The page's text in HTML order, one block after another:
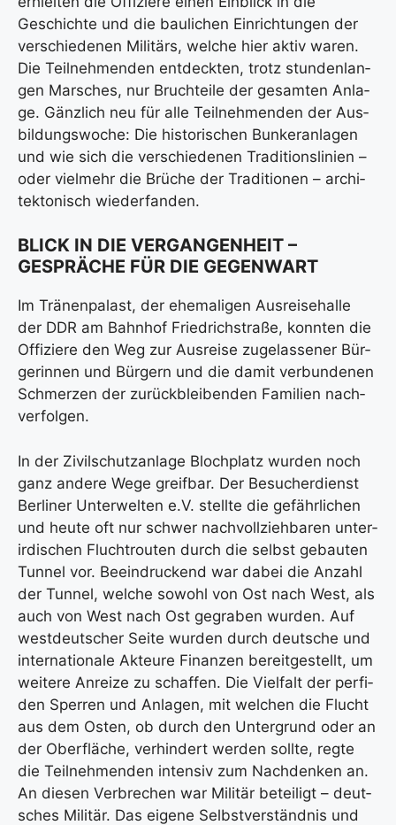
Geschich­te und die bau­li­chen Ein­rich­tun­gen der
ver­schie­de­nen Mili­tärs, wel­che hier aktiv waren.
Die Teil­neh­men­den ent­deck­ten, trotz stun­den­lan­
gen Mar­sches, nur Bruch­tei­le der gesam­ten Anla­
ge. Gänz­lich neu für alle Teil­neh­men­den der Aus­
bil­dungs­wo­che: Die his­to­ri­schen Bun­ker­an­la­gen
und wie sich die ver­schie­de­nen Tra­di­ti­ons­li­ni­en –
oder viel­mehr die Brü­che der Tra­di­tio­nen – archi­
tek­to­nisch wie­der­fan­den.
BLICK IN DIE VERGANGENHEIT –
GESPRÄCHE FÜR DIE GEGENWART
Im Trä­nen­pa­last, der ehe­ma­li­gen Aus­rei­se­hal­le
der DDR am Bahn­hof Fried­rich­stra­ße, konn­ten die
Offi­zie­re den Weg zur Aus­rei­se zuge­las­se­ner Bür­
ge­rin­nen und Bür­gern und die damit ver­bun­de­nen
Schmer­zen der zurück­blei­ben­den Fami­li­en nach­
ver­fol­gen.
In der Zivil­schutz­an­la­ge Bloch­platz wur­den noch
ganz ande­re Wege greif­bar. Der Besu­cher­dienst
Ber­li­ner Unter­wel­ten e.V. stell­te die gefähr­li­chen
und heu­te oft nur schwer nach­voll­zieh­ba­ren unter­
ir­di­schen Flucht­rou­ten durch die selbst gebau­ten
Tun­nel vor. Beein­dru­ckend war dabei die Anzahl
der Tun­nel, wel­che sowohl von Ost nach West, als
auch von West nach Ost gegra­ben wur­den. Auf
west­deut­scher Sei­te wur­den durch deut­sche und
inter­na­tio­na­le Akteu­re Finan­zen bereit­ge­stellt, um
wei­te­re Anrei­ze zu schaf­fen. Die Viel­falt der per­fi­
den Sper­ren und Anla­gen, mit wel­chen die Flucht
aus dem Osten, ob durch den Unter­grund oder an
der Ober­flä­che, ver­hin­dert wer­den soll­te, reg­te
die Teil­neh­men­den inten­siv zum Nach­den­ken an.
An die­sen Ver­bre­chen war Mili­tär betei­ligt – deut­
sches Mili­tär. Das eige­ne Selbst­ver­ständ­nis und